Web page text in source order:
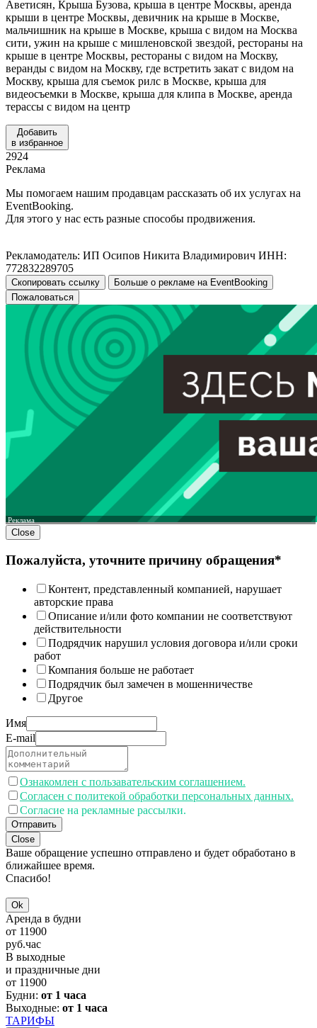
Аветисян, Крыша Бузова, крыша в центре Москвы, аренда
крыши в центре Москвы, девичник на крыше в Москве,
мальчишник на крыше в Москве, крыша с видом на Москва
сити, ужин на крыше с мишленовской звездой, рестораны на
крыше в центре Москвы, рестораны с видом на Москву,
веранды с видом на Москву, где встретить закат с видом на
Москву, крыша для съемок рилс в Москве, крыша для
видеосъемки в Москве, крыша для клипа в Москве, аренда
терассы с видом на центр
Добавить
в избранное
2924
Реклама
Мы помогаем нашим продавцам рассказать об их услугах на
EventBooking.
Для этого у нас есть разные способы продвижения.
Рекламодатель: ИП Осипов Никита Владимирович ИНН:
772832289705
Скопировать ссылку
Больше о рекламе на EventBooking
Пожаловаться
Реклама
Close
Пожалуйста, уточните причину обращения*
Контент, представленный компанией, нарушает
авторские права
Описание и/или фото компании не соответствуют
действительности
Подрядчик нарушил условия договора и/или сроки
работ
Компания больше не работает
Подрядчик был замечен в мошенничестве
Другое
Имя
E-mail
Ознакомлен с пользавательским соглашением.
Согласен с политекой обработки персональных данных.
Согласие на рекламные рассылки.
Отправить
Close
Ваше обращение успешно отправлено и будет обработано в
ближайшее время.
Спасибо!
Ok
Аренда в будни
от 11900
руб.час
В выходные
и праздничные дни
от 11900
Будни: от 1 часа
Выходные: от 1 часа
ТАРИФЫ